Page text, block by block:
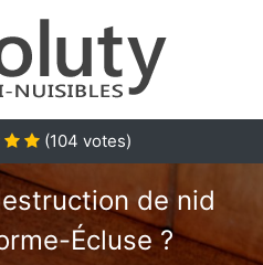
(104 votes)
de nid
Écluse ?